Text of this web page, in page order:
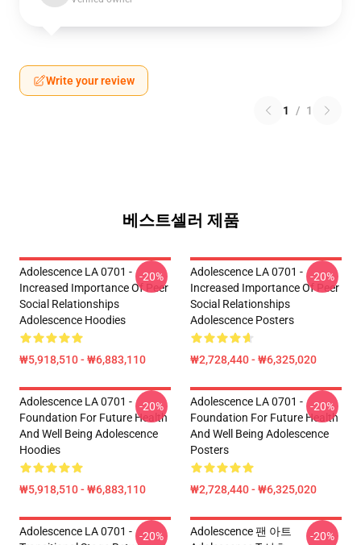
Write your review
1 / 1
베스트셀러 제품
Adolescence LA 0701 -
Increased Importance Of Peer
Social Relationships
Adolescence Hoodies
₩5,918,510 - ₩6,883,110
-20%
Adolescence LA 0701 -
Increased Importance Of Peer
Social Relationships
Adolescence Posters
₩2,728,440 - ₩6,325,020
-20%
Adolescence LA 0701 -
Foundation For Future Health
And Well Being Adolescence
Hoodies
₩5,918,510 - ₩6,883,110
-20%
Adolescence LA 0701 -
Foundation For Future Health
And Well Being Adolescence
Posters
₩2,728,440 - ₩6,325,020
-20%
Adolescence LA 0701 - -20%
Adolescence 팬 아트
-20%